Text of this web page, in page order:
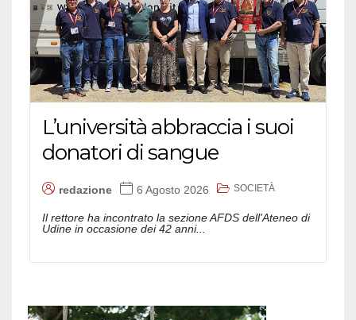
L’università abbraccia i suoi
donatori di sangue
redazione 6 Agosto 2026 SOCIETÀ
Il rettore ha incontrato la sezione AFDS dell'Ateneo di
Udine in occasione dei 42 anni...